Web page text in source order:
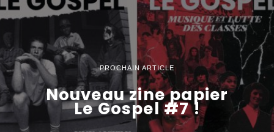
PROCHAIN ARTICLE
Nouveau zine papier
Le Gospel #7 !